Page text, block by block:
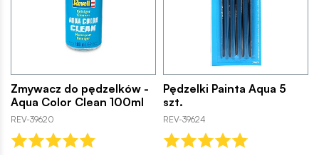
Zmywacz do pędzelków -
Aqua Color Clean 100ml
REV-39620
Pędzelki Painta Aqua 5
szt.
REV-39624